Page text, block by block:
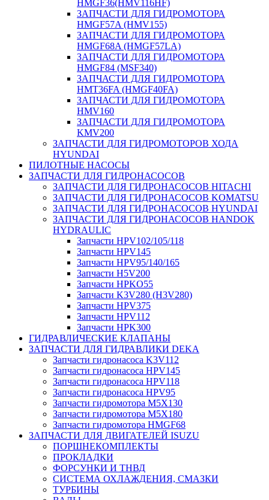
HMGF36(HMV116HF)
ЗАПЧАСТИ ДЛЯ ГИДРОМОТОРА
HMGF57A (HMV155)
ЗАПЧАСТИ ДЛЯ ГИДРОМОТОРА
HMGF68A (HMGF57LA)
ЗАПЧАСТИ ДЛЯ ГИДРОМОТОРА
HMGF84 (MSF340)
ЗАПЧАСТИ ДЛЯ ГИДРОМОТОРА
HMT36FA (HMGF40FA)
ЗАПЧАСТИ ДЛЯ ГИДРОМОТОРА
HMV160
ЗАПЧАСТИ ДЛЯ ГИДРОМОТОРА
KMV200
ЗАПЧАСТИ ДЛЯ ГИДРОМОТОРОВ ХОДА
HYUNDAI
ПИЛОТНЫЕ НАСОСЫ
ЗАПЧАСТИ ДЛЯ ГИДРОНАСОСОВ
ЗАПЧАСТИ ДЛЯ ГИДРОНАСОСОВ HITACHI
ЗАПЧАСТИ ДЛЯ ГИДРОНАСОСОВ KOMATSU
ЗАПЧАСТИ ДЛЯ ГИДРОНАСОСОВ HYUNDAI
ЗАПЧАСТИ ДЛЯ ГИДРОНАСОСОВ HANDOK
HYDRAULIC
Запчасти HPV102/105/118
Запчасти HPV145
Запчасти HPV95/140/165
Запчасти H5V200
Запчасти HPKO55
Запчасти K3V280 (H3V280)
Запчасти HPV375
Запчасти HPV112
Запчасти HPK300
ГИДРАВЛИЧЕСКИЕ КЛАПАНЫ
ЗАПЧАСТИ ДЛЯ ГИДРАВЛИКИ DEKA
Запчасти гидронасоса K3V112
Запчасти гидронасоса HPV145
Запчасти гидронасоса HPV118
Запчасти гидронасоса HPV95
Запчасти гидромотора M5X130
Запчасти гидромотора M5X180
Запчасти гидромотора HMGF68
ЗАПЧАСТИ ДЛЯ ДВИГАТЕЛЕЙ ISUZU
ПОРШНЕКОМПЛЕКТЫ
ПРОКЛАДКИ
ФОРСУНКИ И ТНВД
СИСТЕМА ОХЛАЖДЕНИЯ, СМАЗКИ
ТУРБИНЫ